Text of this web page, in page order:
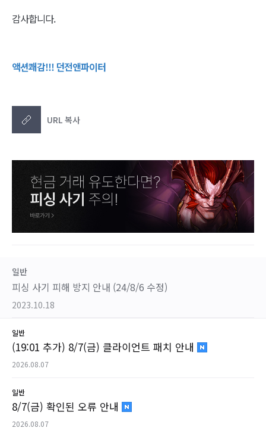
감사합니다.
액션쾌감!!! 던전앤파이터
URL 복사
일반
피싱 사기 피해 방지 안내 (24/8/6 수정)
2023.10.18
일반
(19:01 추가) 8/7(금) 클라이언트 패치 안내
2026.08.07
일반
8/7(금) 확인된 오류 안내
2026.08.07